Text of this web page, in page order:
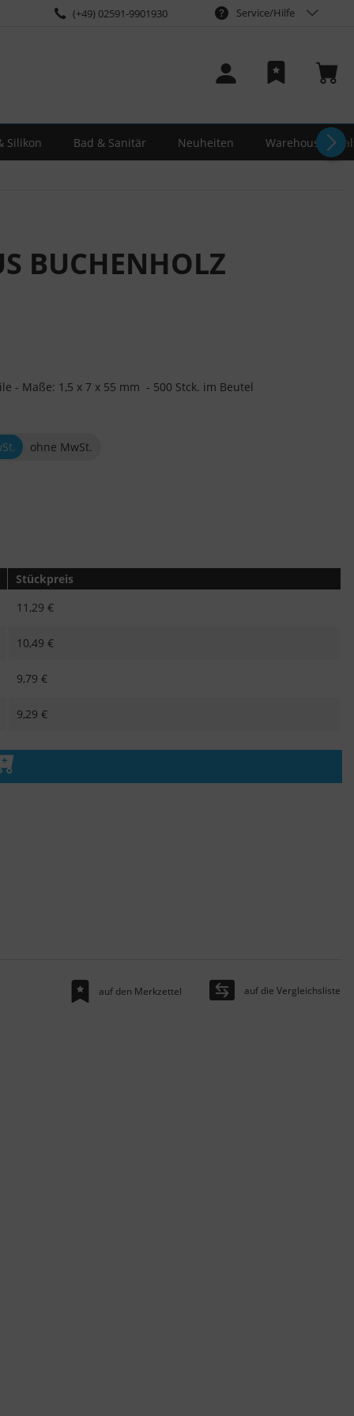
(+49) 02591-9901930 Service/Hilfe
Silikon Bad & Sanitär Neuheiten Warehouse-
BUCHENHOLZ
- Maße: 1,5 x 7 x 55 mm - 500 Stck. im Beutel
ohne MwSt.
Stückpreis
11,29 €
10,49 €
9,79 €
9,29 €
den Warenkorb
auf den Merkzettel auf die Vergleichsliste